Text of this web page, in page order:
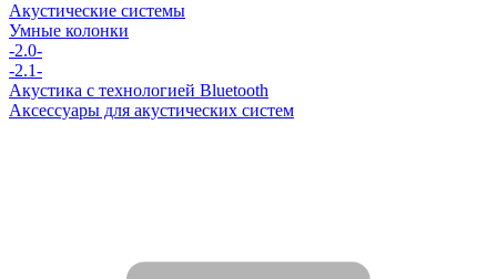
Акустические системы
Умные колонки
-2.0-
-2.1-
Акустика с технологией Bluetooth
Аксессуары для акустических систем